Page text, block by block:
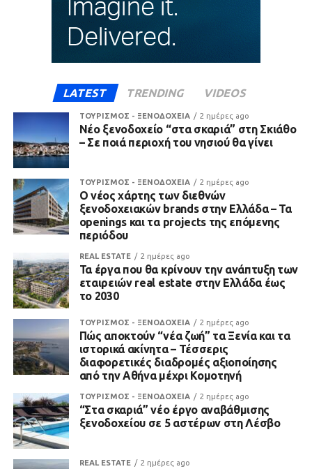
LATEST TRENDING VIDEOS
ΤΟΥΡΙΣΜΟΣ - ΞΕΝΟΔΟΧΕΙΑ 2 ημέρες ago
Νέο ξενοδοχείο “στα σκαριά” στη Σκιάθο
– Σε ποιά περιοχή του νησιού θα γίνει
ΤΟΥΡΙΣΜΟΣ - ΞΕΝΟΔΟΧΕΙΑ 2 ημέρες ago
Ο νέος χάρτης των διεθνών
ξενοδοχειακών brands στην Ελλάδα – Τα
openings και τα projects της επόμενης
περιόδου
REAL ESTATE 2 ημέρες ago
Τα έργα που θα κρίνουν την ανάπτυξη των
εταιρειών real estate στην Ελλάδα έως
το 2030
ΤΟΥΡΙΣΜΟΣ - ΞΕΝΟΔΟΧΕΙΑ 2 ημέρες ago
Πώς αποκτούν “νέα ζωή” τα Ξενία και τα
ιστορικά ακίνητα – Τέσσερις
διαφορετικές διαδρομές αξιοποίησης
από την Αθήνα μέχρι Κομοτηνή
ΤΟΥΡΙΣΜΟΣ - ΞΕΝΟΔΟΧΕΙΑ 2 ημέρες ago
“Στα σκαριά” νέο έργο αναβάθμισης
ξενοδοχείου σε 5 αστέρων στη Λέσβο
REAL ESTATE 2 ημέρες ago